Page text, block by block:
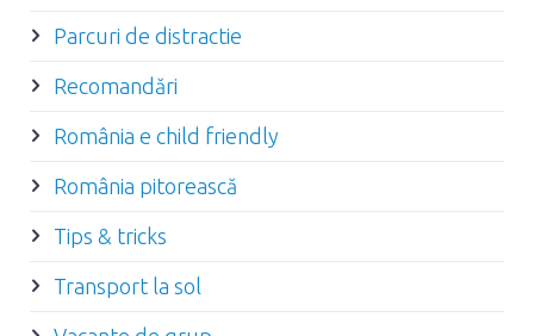
Parcuri de distractie
Recomandări
România e child friendly
România pitorească
Tips & tricks
Transport la sol